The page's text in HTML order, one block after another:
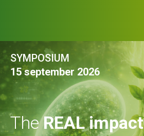
SYMPOSIUM
15 september 2026
TheREAL impact